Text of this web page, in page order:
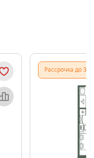
Рассрочка до